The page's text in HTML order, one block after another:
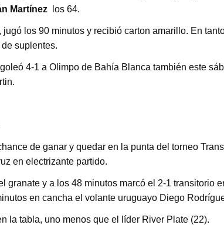
Martínezlos 64.
jugó los 90 minutos y recibió carton amarillo. En
suplentes.
4-1 a Olimpo de Bahía Blanca también este
de ganar y quedar en la punta del torneo
en electrizante partido.
granate y a los 48 minutos marcó el 2-1 transitorio
en cancha el volante uruguayo Diego
la tabla, uno menos que el líder River Plate (22).